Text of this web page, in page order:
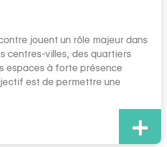
jouent un rôle majeur dans
centres-villes, des quartiers
espaces à forte présence
est de permettre une
+